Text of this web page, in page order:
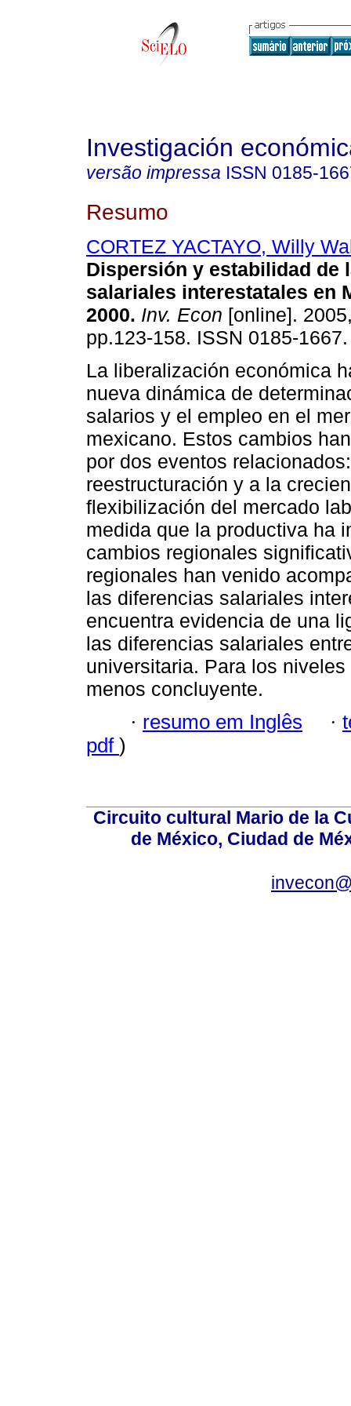
Investigación
versão impressa ISSN 0185-
Resumo
CORTEZ YACTAYO, Willy
Dispersión y estabilidad de
salariales interestatales en
2000. Inv. Econ [online].
pp.123-158. ISSN 0185-1667.
La liberalización económica
nueva dinámica de
salarios y el empleo en el
mexicano. Estos cambios
por dos eventos
reestructuración y a la
flexibilización del mercado
medida que la productiva ha
cambios regionales
regionales han venido
las diferencias salariales
encuentra evidencia de una
las diferencias salariales
universitaria. Para los
menos concluyente.
· resumo em Inglês ·
pdf )
Circuito cultural Mario de la
de México, Ciudad de